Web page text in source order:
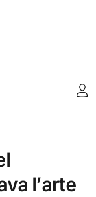
l’arte